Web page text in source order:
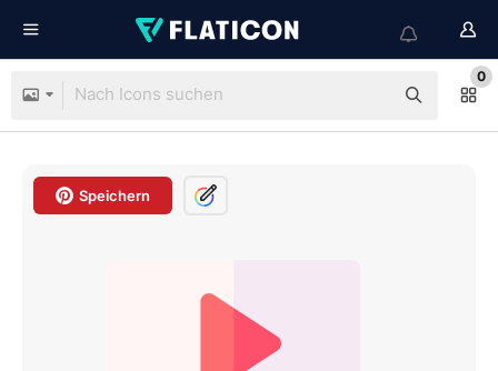
0
Speichern